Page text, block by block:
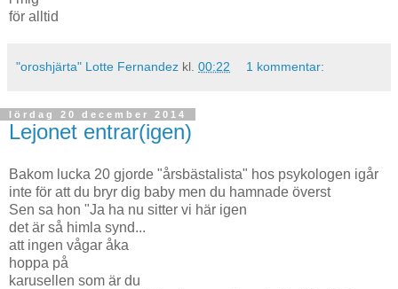
för alltid
"oroshjärta" Lotte Fernandez kl. 00:22 1 kommentar:
lördag 20 december 2014
Lejonet entrar(igen)
Bakom lucka 20 gjorde "årsbästalista" hos psykologen igår
inte för att du bryr dig baby men du hamnade överst
Sen sa hon "Ja ha nu sitter vi här igen
det är så himla synd...
att ingen vågar åka
hoppa på
karusellen som är du